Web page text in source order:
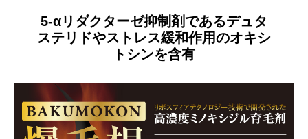
5-αリダクターゼ抑制剤であるデュタ
ステリドやストレス緩和作用のオキシ
トシンを含有